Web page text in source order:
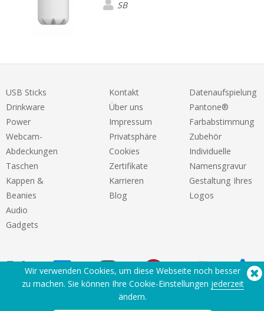
SB
USB Sticks
Drinkware
Power
Webcam-
Abdeckungen
Taschen
Kappen &
Beanies
Audio
Gadgets
Kontakt
Über uns
Impressum
Privatsphäre
Cookies
Zertifikate
Karrieren
Blog
Datenaufspielung
Pantone®
Farbabstimmung
Zubehör
Individuelle
Namensgravur
Gestaltung Ihres
Logos
Wir verwenden Cookies, um diese Webseite noch besser
zu machen. Sie können Ihre Cookie-Einstellungen jederzeit
ändern.